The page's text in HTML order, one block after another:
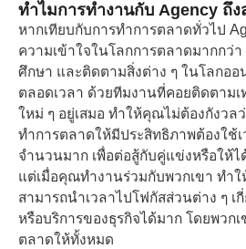
ทำไมการทำงานกับ Agency ถึ
หากเทียบกับการทำการตลาดทั่วไป
ความเข้าใจในโลกการตลาดมากกว่า
ศึกษา และติดตามสิ่งต่าง ๆ ในโลกอ
ตลอดเวลา ด้วยทีมงานที่คอยติดตามเ
ใหม่ ๆ อยู่เสมอ ทำให้คุณไม่ต้องกังวล
ทำการตลาดให้มีประสิทธิภาพต้องใช้
จำนวนมาก เพื่อต่อสู้กับคู่แข่งหรือให้
แต่เมื่อคุณทำงานร่วมกับพวกเขา ทำ
สามารถนำเวลาไปโฟกัสส่วนต่าง ๆ
หรือบริการของธุรกิจได้มาก โดยพวกเ
ตลาดให้ทั้งหมด